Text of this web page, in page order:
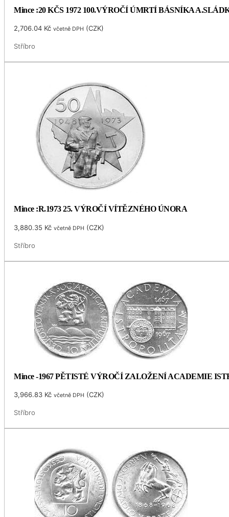
Mince :20 KČS 1972 100.VÝROČÍ ÚMRTÍ BÁSNÍKA
2,706.04 Kč včetně DPH (CZK)
Stříbro
Mince :R.1973 25. VÝROČÍ VÍTĚZNÉHO ÚNORA
3,880.35 Kč včetně DPH (CZK)
Stříbro
Mince -1967 PĚTISTÉ VÝROČÍ ZALOŽENÍ ACADEMIE
3,966.83 Kč včetně DPH (CZK)
Stříbro